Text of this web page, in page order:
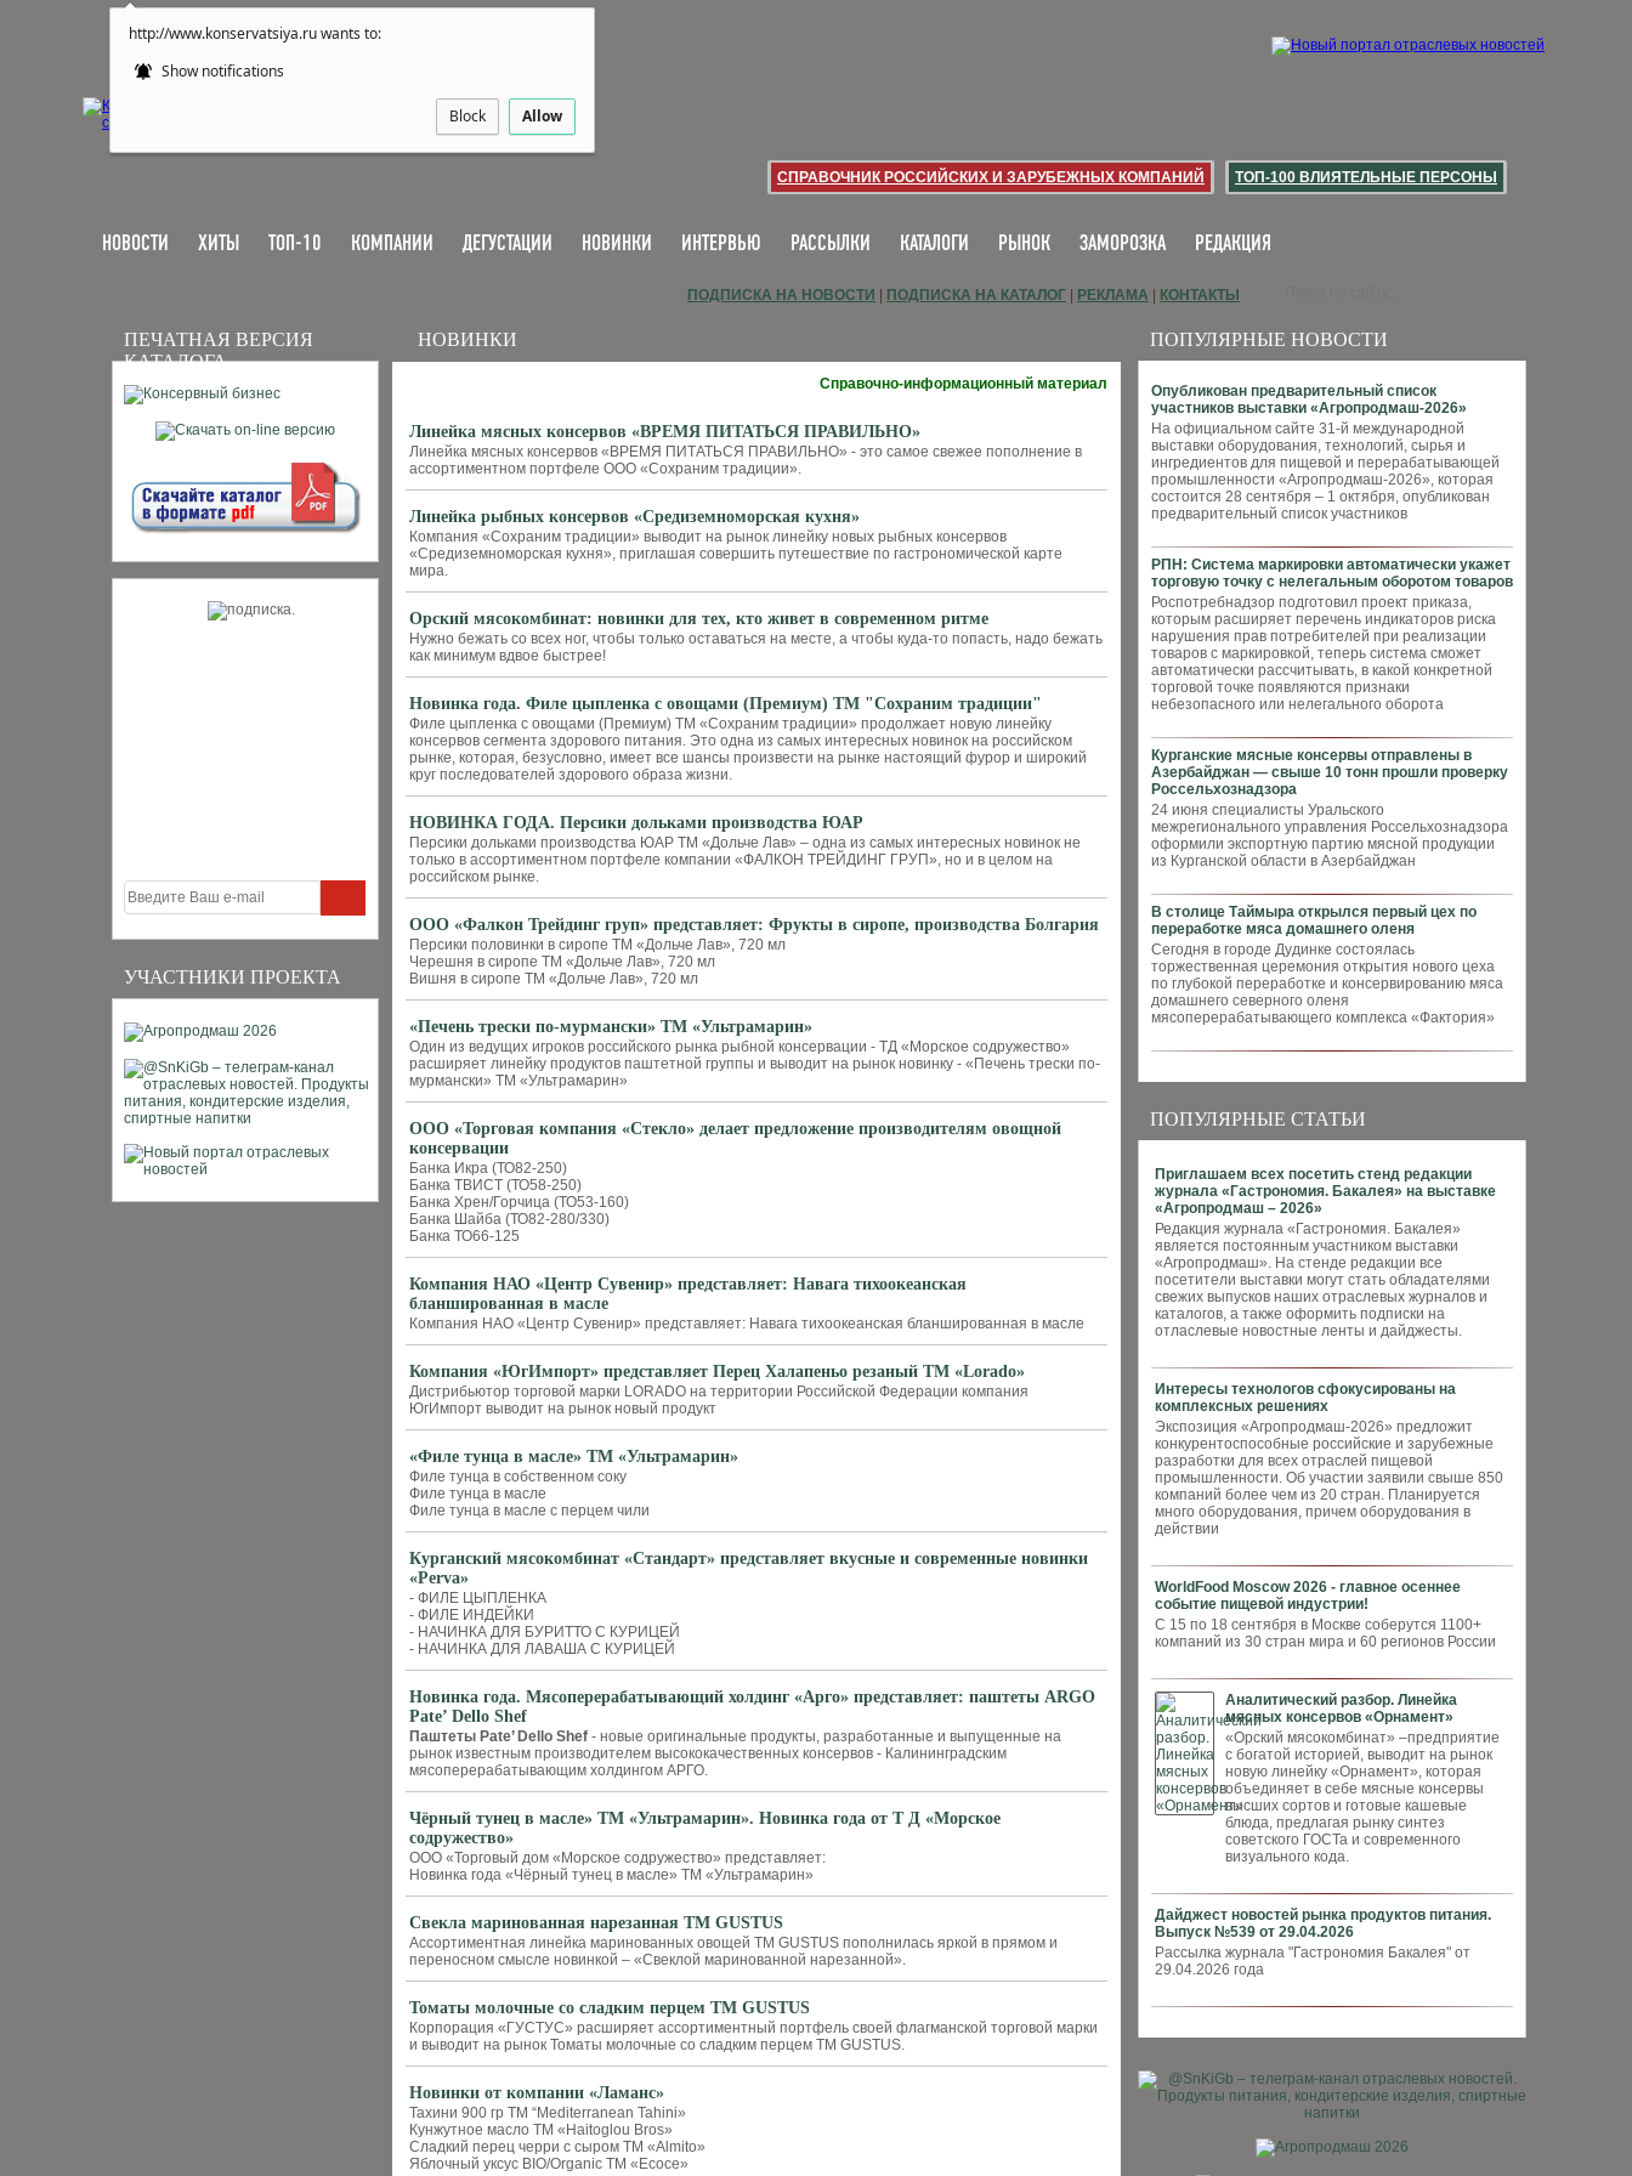
http://www.konservatsiya.ru wants to:
Show notifications
Block Allow
СПРАВОЧНИК РОССИЙСКИХ И ЗАРУБЕЖНЫХ КОМПАНИЙ ТОП-100 ВЛИЯТЕЛЬНЫЕ ПЕРСОНЫ
НОВОСТИ ХИТЫ ТОП-10 КОМПАНИИ ДЕГУСТАЦИИ НОВИНКИ ИНТЕРВЬЮ РАССЫЛКИ КАТАЛОГИ РЫНОК ЗАМОРОЗКА РЕДАКЦИЯ
ПЕЧАТНАЯ ВЕРСИЯ
КАТАЛОГА
УЧАСТНИКИ ПРОЕКТА
ПОПУЛЯРНЫЕ НОВОСТИ
Опубликован предварительный список
участников выставки «Агропродмаш-2026»
На официальном сайте 31-й международной
выставки оборудования, технологий, сырья и
ингредиентов для пищевой и перерабатывающей
промышленности «Агропродмаш-2026», которая
состоится 28 сентября – 1 октября, опубликован
предварительный список участников
РПН: Система маркировки автоматически укажет
торговую точку с нелегальным оборотом товаров
Роспотребнадзор подготовил проект приказа,
которым расширяет перечень индикаторов риска
нарушения прав потребителей при реализации
товаров с маркировкой, теперь система сможет
автоматически рассчитывать, в какой конкретной
торговой точке появляются признаки
небезопасного или нелегального оборота
Курганские мясные консервы отправлены в
Азербайджан — свыше 10 тонн прошли проверку
Россельхознадзора
24 июня специалисты Уральского
межрегионального управления Россельхознадзора
оформили экспортную партию мясной продукции
из Курганской области в Азербайджан
В столице Таймыра открылся первый цех по
переработке мяса домашнего оленя
Сегодня в городе Дудинке состоялась
торжественная церемония открытия нового цеха
по глубокой переработке и консервированию мяса
домашнего северного оленя
мясоперерабатывающего комплекса «Фактория»
ПОПУЛЯРНЫЕ СТАТЬИ
Приглашаем всех посетить стенд редакции
журнала «Гастрономия. Бакалея» на выставке
«Агропродмаш – 2026»
Редакция журнала «Гастрономия. Бакалея»
является постоянным участником выставки
«Агропродмаш». На стенде редакции все
посетители выставки могут стать обладателями
свежих выпусков наших отраслевых журналов и
каталогов, а также оформить подписки на
отласлевые новостные ленты и дайджесты.
Интересы технологов сфокусированы на
комплексных решениях
Экспозиция «Агропродмаш-2026» предложит
конкурентоспособные российские и зарубежные
разработки для всех отраслей пищевой
промышленности. Об участии заявили свыше 850
компаний более чем из 20 стран. Планируется
много оборудования, причем оборудования в
действии
WorldFood Moscow 2026 - главное осеннее
событие пищевой индустрии!
С 15 по 18 сентября в Москве соберутся 1100+
компаний из 30 стран мира и 60 регионов России
Аналитический разбор. Линейка
мясных консервов «Орнамент»
«Орский мясокомбинат» –предприятие
с богатой историей, выводит на рынок
новую линейку «Орнамент», которая
объединяет в себе мясные консервы
высших сортов и готовые кашевые
блюда, предлагая рынку синтез
советского ГОСТа и современного
визуального кода.
Дайджест новостей рынка продуктов питания.
Выпуск №539 от 29.04.2026
Рассылка журнала "Гастрономия Бакалея" от
29.04.2026 года
ПОДПИСКА НА НОВОСТИ ПОДПИСКА НА КАТАЛОГ РЕКЛАМА КОНТАКТЫ
НОВИНКИ
Справочно-информационный материал
Линейка мясных консервов «ВРЕМЯ ПИТАТЬСЯ ПРАВИЛЬНО»
Линейка мясных консервов «ВРЕМЯ ПИТАТЬСЯ ПРАВИЛЬНО» - это самое свежее пополнение в
ассортиментном портфеле ООО «Сохраним традиции».
Линейка рыбных консервов «Средиземноморская кухня»
Компания «Сохраним традиции» выводит на рынок линейку новых рыбных консервов
«Средиземноморская кухня», приглашая совершить путешествие по гастрономической карте
мира.
Орский мясокомбинат: новинки для тех, кто живет в современном ритме
Нужно бежать со всех ног, чтобы только оставаться на месте, а чтобы куда-то попасть, надо бежать
как минимум вдвое быстрее!
Новинка года. Филе цыпленка с овощами (Премиум) ТМ "Сохраним традиции"
Филе цыпленка с овощами (Премиум) ТМ «Сохраним традиции» продолжает новую линейку
консервов сегмента здорового питания. Это одна из самых интересных новинок на российском
рынке, которая, безусловно, имеет все шансы произвести на рынке настоящий фурор и широкий
круг последователей здорового образа жизни.
НОВИНКА ГОДА. Персики дольками производства ЮАР
Персики дольками производства ЮАР ТМ «Дольче Лав» – одна из самых интересных новинок не
только в ассортиментном портфеле компании «ФАЛКОН ТРЕЙДИНГ ГРУП», но и в целом на
российском рынке.
ООО «Фалкон Трейдинг груп» представляет: Фрукты в сиропе, производства Болгария
Персики половинки в сиропе ТМ «Дольче Лав», 720 мл
Черешня в сиропе ТМ «Дольче Лав», 720 мл
Вишня в сиропе ТМ «Дольче Лав», 720 мл
«Печень трески по-мурмански» ТМ «Ультрамарин»
Один из ведущих игроков российского рынка рыбной консервации - ТД «Морское содружество»
расширяет линейку продуктов паштетной группы и выводит на рынок новинку - «Печень трески по-
мурмански» ТМ «Ультрамарин»
ООО «Торговая компания «Стекло» делает предложение производителям овощной
консервации
Банка Икра (ТО82-250)
Банка ТВИСТ (ТО58-250)
Банка Хрен/Горчица (ТО53-160)
Банка Шайба (ТО82-280/330)
Банка ТО66-125
Компания НАО «Центр Сувенир» представляет: Навага тихоокеанская
бланшированная в масле
Компания НАО «Центр Сувенир» представляет: Навага тихоокеанская бланшированная в масле
Компания «ЮгИмпорт» представляет Перец Халапеньо резаный ТМ «Lorado»
Дистрибьютор торговой марки LORADO на территории Российской Федерации компания
ЮгИмпорт выводит на рынок новый продукт
«Филе тунца в масле» ТМ «Ультрамарин»
Филе тунца в собственном соку
Филе тунца в масле
Филе тунца в масле с перцем чили
Курганский мясокомбинат «Стандарт» представляет вкусные и современные новинки
«Perva»
- ФИЛЕ ЦЫПЛЕНКА
- ФИЛЕ ИНДЕЙКИ
- НАЧИНКА ДЛЯ БУРИТТО С КУРИЦЕЙ
- НАЧИНКА ДЛЯ ЛАВАША С КУРИЦЕЙ
Новинка года. Мясоперерабатывающий холдинг «Арго» представляет: паштеты ARGO
Pate’ Dello Shef
Паштеты Pate’ Dello Shef - новые оригинальные продукты, разработанные и выпущенные на
рынок известным производителем высококачественных консервов - Калининградским
мясоперерабатывающим холдингом АРГО.
Чёрный тунец в масле» ТМ «Ультрамарин». Новинка года от Т Д «Морское
содружество»
ООО «Торговый дом «Морское содружество» представляет:
Новинка года «Чёрный тунец в масле» ТМ «Ультрамарин»
Свекла маринованная нарезанная ТМ GUSTUS
Ассортиментная линейка маринованных овощей ТМ GUSTUS пополнилась яркой в прямом и
переносном смысле новинкой – «Свеклой маринованной нарезанной».
Томаты молочные со сладким перцем ТМ GUSTUS
Корпорация «ГУСТУС» расширяет ассортиментный портфель своей флагманской торговой марки
и выводит на рынок Томаты молочные со сладким перцем ТМ GUSTUS.
Новинки от компании «Ламанс»
Тахини 900 гр ТМ “Mediterranean Tahini»
Кунжутное масло ТМ «Haitoglou Bros»
Сладкий перец черри с сыром ТМ «Almito»
Яблочный уксус BIO/Organic ТМ «Ecoce»